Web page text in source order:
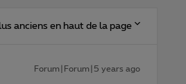
anciens en haut de la page
Forum|Forum|5 years ago